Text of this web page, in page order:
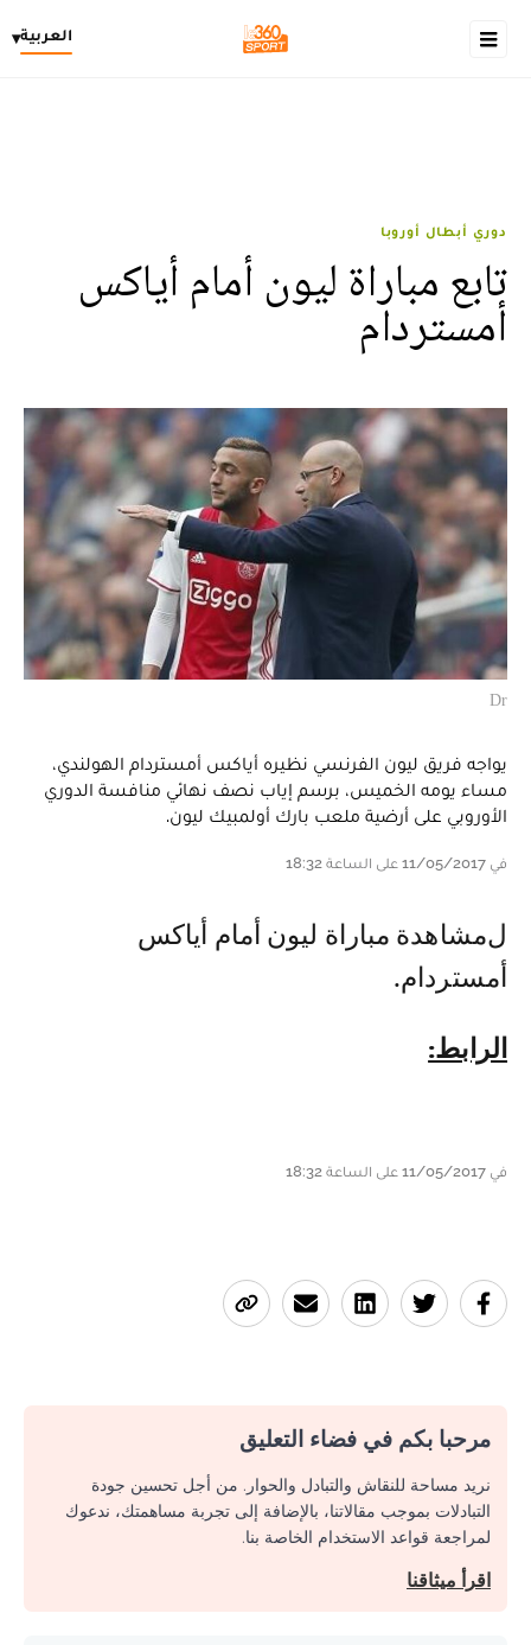
العربية▾
دوري أبطال أوروبا
تابع مباراة ليون أمام أياكس
أمستردام
Dr
يواجه فريق ليون الفرنسي نظيره أياكس أمستردام الهولندي،
مساء يومه الخميس، برسم إياب نصف نهائي منافسة الدوري
الأوروبي على أرضية ملعب بارك أولمبيك ليون.
في 11/05/2017 على الساعة 18:32
لمشاهدة مباراة ليون أمام أياكس
أمستردام.
الرابط:
في 11/05/2017 على الساعة 18:32
مرحبا بكم في فضاء التعليق
نريد مساحة للنقاش والتبادل والحوار. من أجل تحسين جودة
التبادلات بموجب مقالاتنا، بالإضافة إلى تجربة مساهمتك، ندعوك
لمراجعة قواعد الاستخدام الخاصة بنا.
اقرأ ميثاقنا